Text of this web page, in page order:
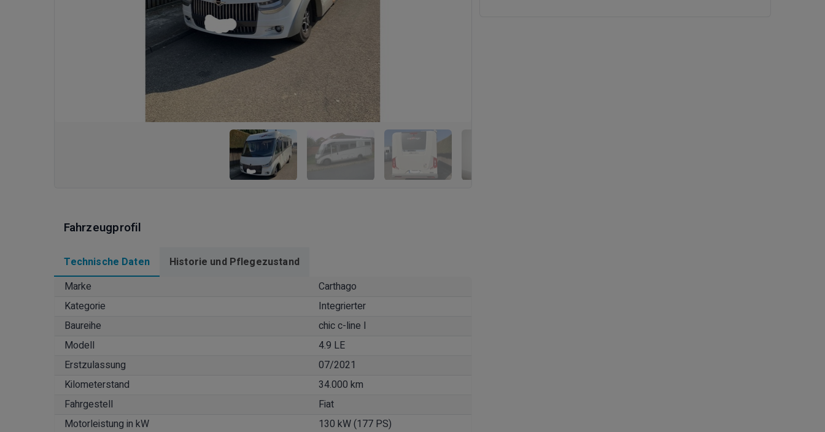
Fahrzeugprofil
Technische Daten
Historie und Pflegezustand
Marke
Carthago
Kategorie
Integrierter
Baureihe
chic c-line I
Modell
4.9 LE
Erstzulassung
07/2021
Kilometerstand
34.000 km
Fahrgestell
Fiat
Motorleistung in kW
130 kW (177 PS)